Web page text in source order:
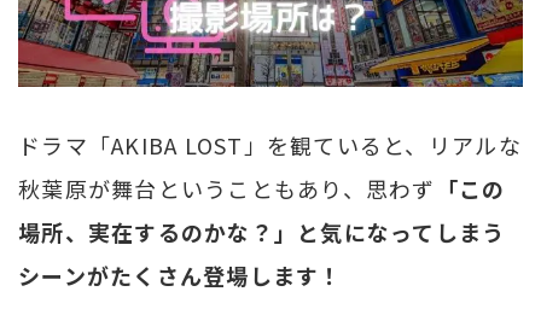
ドラマ「AKIBA LOST」を観ていると、リアルな
秋葉原が舞台ということもあり、思わず 「この
場所、実在するのかな？」と気になってしまう
シーンがたくさん登場します！